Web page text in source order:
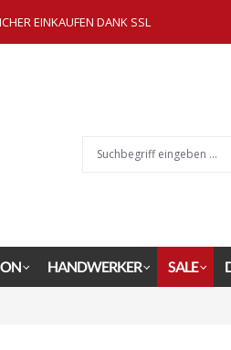
EINKAUFEN DANK SSL
HANDWERKER SALE